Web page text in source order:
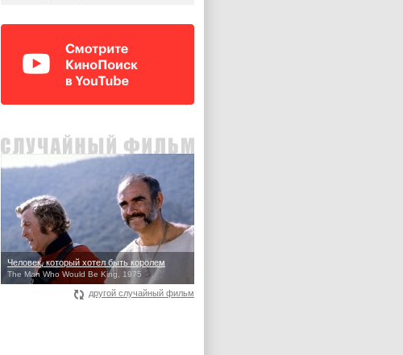
Человек, который хотел быть королем
The Man Who Would Be King, 1975
другой случайный фильм